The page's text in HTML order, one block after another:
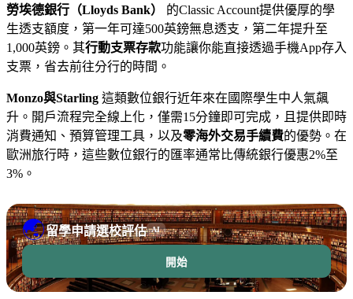
勞埃德銀行（Lloyds Bank）
的Classic Account提供優厚的學
生透支額度，第一年可達500英鎊無息透支，第二年提升至
1,000英鎊。其行動支票存款功能讓你能直接透過手機App存入
支票，省去前往分行的時間。
Monzo與Starling 這類數位銀行近年來在國際學生中人氣飆
升。開戶流程完全線上化，僅需15分鐘即可完成，且提供即時
消費通知、預算管理工具，以及零海外交易手續費的優勢。在
歐洲旅行時，這些數位銀行的匯率通常比傳統銀行優惠2%至
3%。
🌏留學申請選校評估 AI
開始